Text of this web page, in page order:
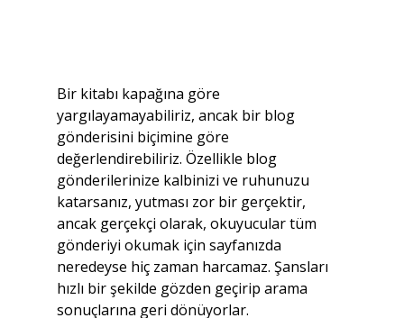
Bir kitabı kapağına göre
yargılayamayabiliriz, ancak bir blog
gönderisini biçimine göre
değerlendirebiliriz. Özellikle blog
gönderilerinize kalbinizi ve ruhunuzu
katarsanız, yutması zor bir gerçektir,
ancak gerçekçi olarak, okuyucular tüm
gönderiyi okumak için sayfanızda
neredeyse hiç zaman harcamaz. Şansları
hızlı bir şekilde gözden geçirip arama
sonuçlarına geri dönüyorlar.